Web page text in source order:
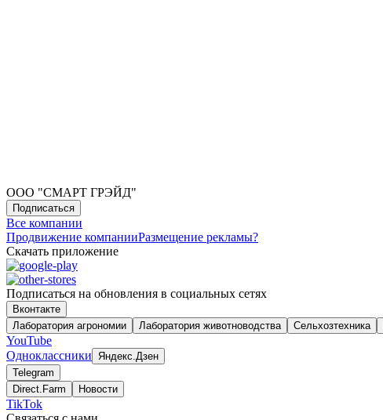
ООО "СМАРТ ГРЭЙД"
Подписаться
Все компании
Продвижение компанииРазмещение рекламы?
Скачать приложение
Подписаться на обновления в социальных сетях
Вконтакте
Лаборатория агрономии
Лаборатория животноводства Сельхозтехника
YouTube
Одноклассники
Яндекс.Дзен
Telegram
Direct.Farm
Новости
TikTok